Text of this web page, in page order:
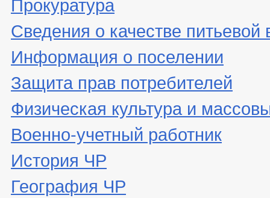
Сведения о качестве питьевой
Информация о поселении
Защита прав потребителей
Физическая культура и
Военно-учетный работник
История ЧР
География ЧР